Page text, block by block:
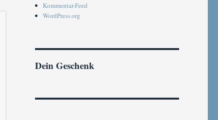
Kommentar-Feed
WordPress.org
Dein Geschenk